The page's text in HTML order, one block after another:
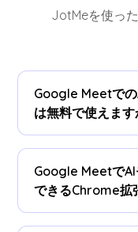
JotMeを使っ
Google Meetで
は無料で使えます
はい、無料でご
プラン
をアップ
ル)翻訳時間を追
Google Meetで
できるChrome拡
まず、JotMeの